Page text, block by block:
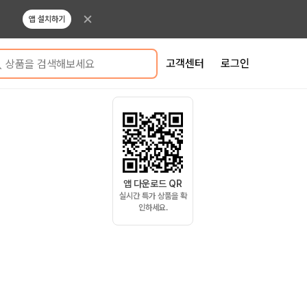
앱 설치하기
상품을 검색해보세요 고객센터 로그인
앱 다운로드 QR
실시간 특가 상품을 확
인하세요.